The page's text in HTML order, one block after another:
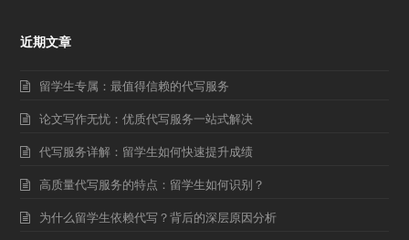
近期文章
留学生专属：最值得信赖的代写服务
论文写作无忧：优质代写服务一站式解决
代写服务详解：留学生如何快速提升成绩
高质量代写服务的特点：留学生如何识别？
为什么留学生依赖代写？背后的深层原因分析